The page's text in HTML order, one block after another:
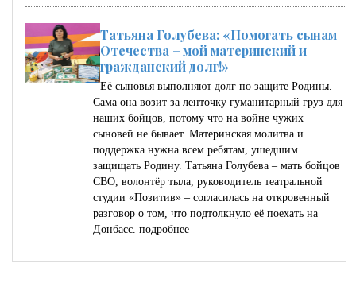
Татьяна Голубева: «Помогать сынам
Отечества – мой материнский и
гражданский долг!»
Её сыновья выполняют долг по защите Родины.
Сама она возит за ленточку гуманитарный груз для
наших бойцов, потому что на войне чужих
сыновей не бывает. Материнская молитва и
поддержка нужна всем ребятам, ушедшим
защищать Родину. Татьяна Голубева – мать бойцов
СВО, волонтёр тыла, руководитель театральной
студии «Позитив» – согласилась на откровенный
разговор о том, что подтолкнуло её поехать на
Донбасс. подробнее